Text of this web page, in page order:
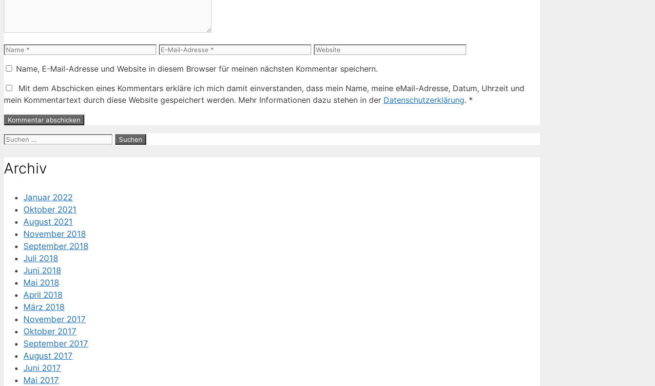
Name
E-
Adresse
Website
Name, E-Mail-Adresse und Website in diesem Browser für meinen nächsten Kommentar speichern.
Mit dem Abschicken eines Kommentars erkläre ich mich damit einverstanden, dass mein Name, meine eMail-Adresse, Datum, Uhrzeit und
mein Kommentartext durch diese Website gespeichert werden. Mehr Informationen dazu stehen in der Datenschutzerklärung. *
Suche
Archiv
Januar 2022
Oktober 2021
August 2021
November 2018
September 2018
Juli 2018
Juni 2018
Mai 2018
April 2018
März 2018
November 2017
Oktober 2017
September 2017
August 2017
Juni 2017
Mai 2017